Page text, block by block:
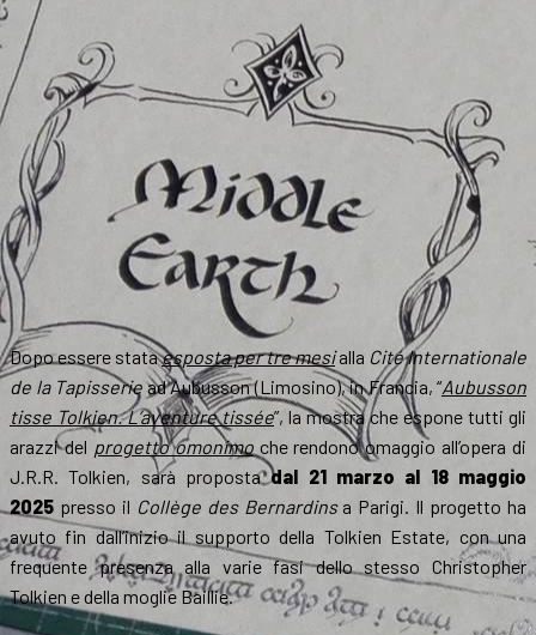
Dopo essere stataesposta per tre mesialla Cité Internationale
de la Tapisseriead Aubusson (Limosino), in Francia, “Aubusson
tisse Tolkien. L’aventure tissée”, la mostra che espone tutti gli
arazzi del progetto omonimoche rendono omaggio all’opera di
J.R.R. Tolkien, sarà propostadal 21 marzo al 18 maggio
2025 presso il Collège des Bernardinsa Parigi. Il progetto ha
avuto fin dall’inizio il supporto della Tolkien Estate, con una
frequente presenza alla varie fasi dello stesso Christopher
Tolkien e della moglie Baillie.